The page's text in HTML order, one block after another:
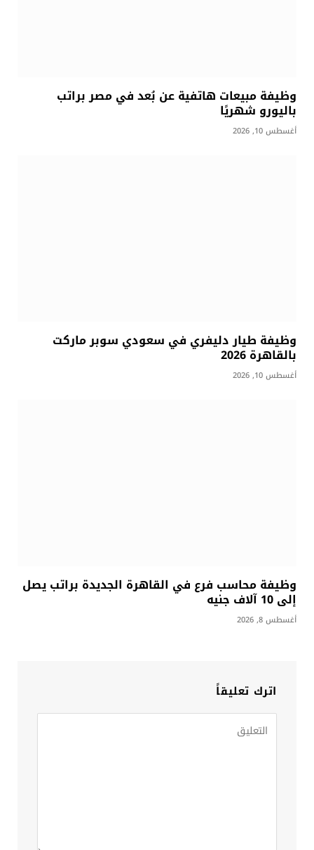
وظيفة مبيعات هاتفية عن بُعد في مصر براتب
باليورو شهريًا
أغسطس 10, 2026
وظيفة طيار دليفري في سعودي سوبر ماركت
بالقاهرة 2026
أغسطس 10, 2026
وظيفة محاسب فرع في القاهرة الجديدة براتب يصل
إلى 10 آلاف جنيه
أغسطس 8, 2026
اترك تعليقاً